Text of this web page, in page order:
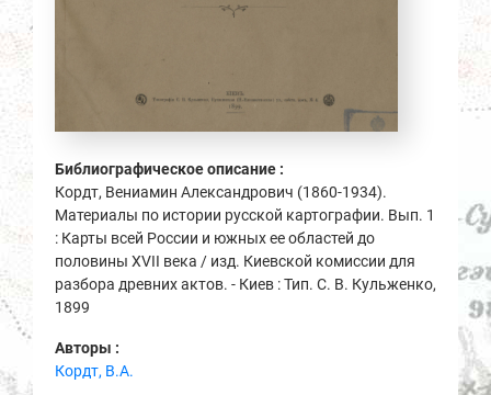
Библиографическое описание :
Кордт, Вениамин Александрович (1860-1934).
Материалы по истории русской картографии. Вып. 1
: Карты всей России и южных ее областей до
половины XVII века / изд. Киевской комиссии для
разбора древних актов. - Киев : Тип. С. В. Кульженко,
1899
Авторы :
Кордт, В.А.